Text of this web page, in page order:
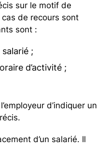
sur le motif de
de recours sont
sont :
;
d’activité ;
d’indiquer un
d’un salarié. Il